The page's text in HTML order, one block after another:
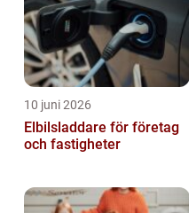
10 juni 2026
Elbilsladdare för företag
och fastigheter